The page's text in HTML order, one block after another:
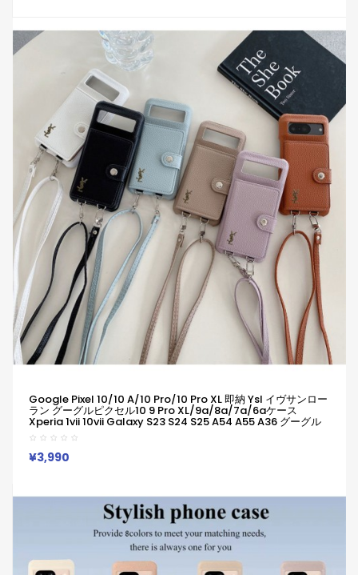
Google Pixel 10/10 A/10 Pro/10 Pro XL 即納 Ysl イヴサンロー
ラン グーグルピクセル10 9 Pro XL/9a/8a/7a/6aケース
Xperia 1vii 10vii Galaxy S23 S24 S25 A54 A55 A36 グーグル
ピクセル10 9Pro XL 8a 7a Iphone 17 15 16 Pro Maxケース イヴ
サンローラン メタル マーク エンブレム！
¥3,990